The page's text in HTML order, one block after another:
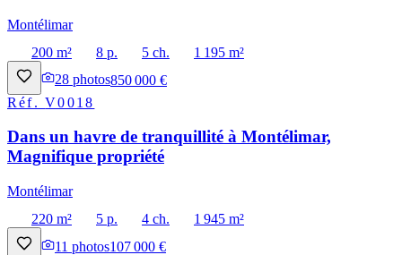
Montélimar
200 m²
8 p. 5 ch.
1 195 m²
28 photos850 000 €
Réf.V0018
Dans un havre de tranquillité à Montélimar,
Magnifique propriété
Montélimar
220 m²
5 p. 4 ch.
1 945 m²
11 photos107 000 €